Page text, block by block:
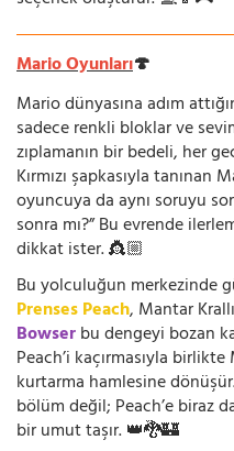
Mario Oyunları🍄
Mario dünyasına adım
sadece renkli bloklar ve
zıplamanın bir bedeli, her
Kırmızı şapkasıyla
oyuncuya da aynı soruyu
sonra mı?” Bu evrende
dikkat ister. 👸🏼
Bu yolculuğun merkezinde
Prenses Peach, Mantar
Bowserbu dengeyi bozan
Peach’i kaçırmasıyla
kurtarma hamlesine
bölüm değil; Peach’e biraz
bir umut taşır. 👑🐉🏰